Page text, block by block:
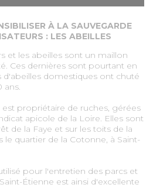
À LA SAUVEGARDE
: LES ABEILLES
et les abeilles sont un maillon
Ces dernières sont pourtant en
d'abeilles domestiques ont chuté
ans.
propriétaire de ruches, gérées
apicole de la Loire. Elles sont
de la Faye et sur les toits de la
le quartier de la Cotonne, à Saint-
pour l'entretien des parcs et
Étienne est ainsi d'excellente